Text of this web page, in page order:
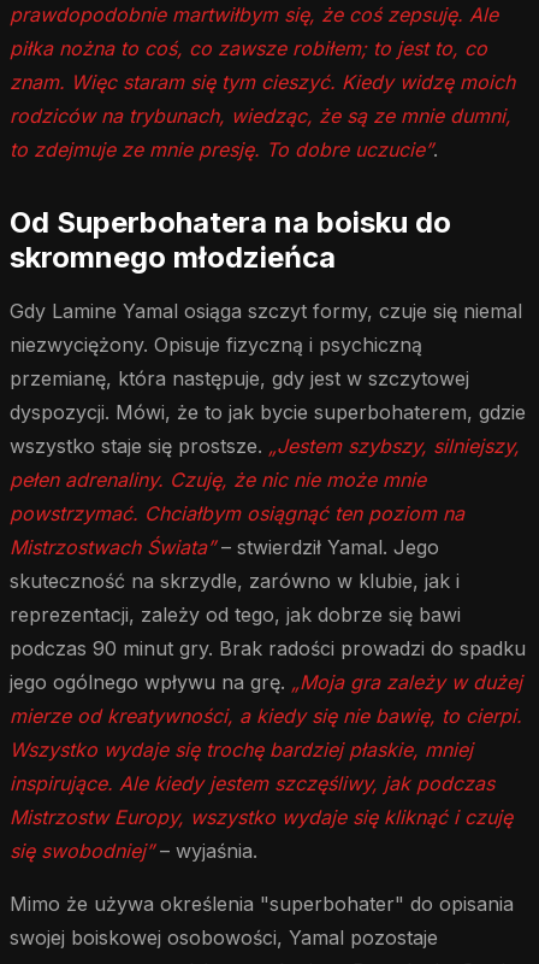
prawdopodobnie martwiłbym się, że coś zepsuję. Ale
piłka nożna to coś, co zawsze robiłem; to jest to, co
znam. Więc staram się tym cieszyć. Kiedy widzę moich
rodziców na trybunach, wiedząc, że są ze mnie dumni,
to zdejmuje ze mnie presję. To dobre uczucie”.
Od Superbohatera na boisku do
skromnego młodzieńca
Gdy Lamine Yamal osiąga szczyt formy, czuje się niemal
niezwyciężony. Opisuje fizyczną i psychiczną
przemianę, która następuje, gdy jest w szczytowej
dyspozycji. Mówi, że to jak bycie superbohaterem, gdzie
wszystko staje się prostsze. „Jestem szybszy, silniejszy,
pełen adrenaliny. Czuję, że nic nie może mnie
powstrzymać. Chciałbym osiągnąć ten poziom na
Mistrzostwach Świata”– stwierdził Yamal. Jego
skuteczność na skrzydle, zarówno w klubie, jak i
reprezentacji, zależy od tego, jak dobrze się bawi
podczas 90 minut gry. Brak radości prowadzi do spadku
jego ogólnego wpływu na grę. „Moja gra zależy w dużej
mierze od kreatywności, a kiedy się nie bawię, to cierpi.
Wszystko wydaje się trochę bardziej płaskie, mniej
inspirujące. Ale kiedy jestem szczęśliwy, jak podczas
Mistrzostw Europy, wszystko wydaje się kliknąć i czuję
się swobodniej”– wyjaśnia.
Mimo że używa określenia "superbohater" do opisania
swojej boiskowej osobowości, Yamal pozostaje